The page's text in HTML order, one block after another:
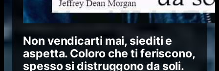
Non vendicarti mai, siediti e
aspetta. Coloro che ti feriscono,
spesso si distruggono da soli.